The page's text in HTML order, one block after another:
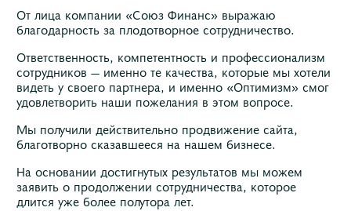
От лица компании «Союз Финанс» выражаю
благодарность за плодотворное сотрудничество.
Ответственность, компетентность и профессионализм
сотрудников — именно те качества, которые мы хотели
видеть у своего партнера, и именно «Оптимизм» смог
удовлетворить наши пожелания в этом вопросе.
Мы получили действительно продвижение сайта,
благотворно сказавшееся на нашем бизнесе.
На основании достигнутых результатов мы можем
заявить о продолжении сотрудничества, которое
длится уже более полутора лет.